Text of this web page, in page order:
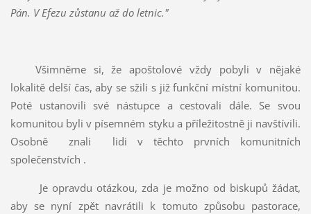
Pán. V Efezu zůstanu až do letnic."
Všimněme si, že apoštolové vždy pobyli v nějaké
lokalitě delší čas, aby se sžili s již funkční místní komunitou.
Poté ustanovili své nástupce a cestovali dále. Se svou
komunitou byli v písemném styku a příležitostně ji navštívili.
Osobně
znali
lidi v těchto prvních komunitních
společenstvích .
Je opravdu otázkou, zda je možno od biskupů žádat,
aby se nyní zpět navrátili k tomuto způsobu pastorace,